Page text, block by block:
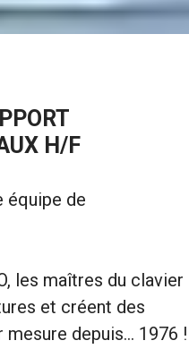
H/F
équipe de
les maîtres du clavier
et créent des
depuis… 1976 !